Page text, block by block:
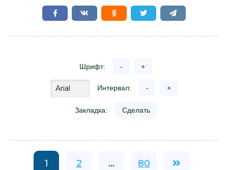
Шрифт: - +
Интервал: - +
Закладка: Сделать
1 2 ... 80